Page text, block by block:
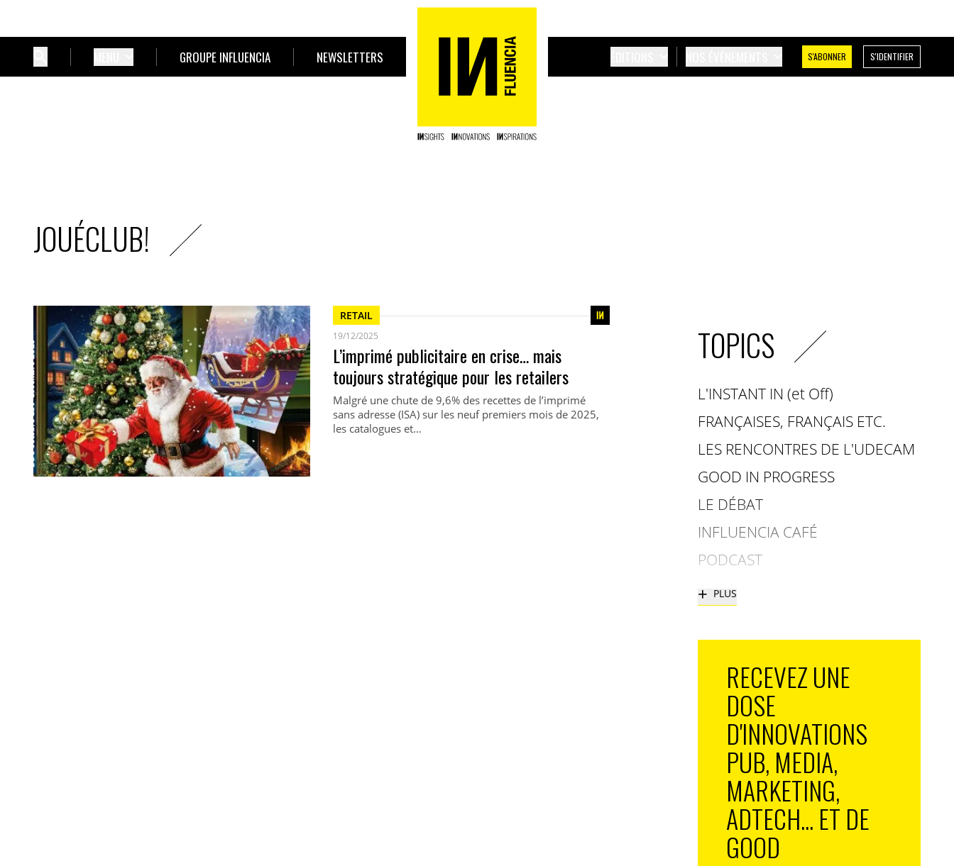
GROUPE INFLUENCIA NEWSLETTERS S'ABONNER S'IDENTIFIER
JOUÉCLUB!
RETAIL
19/12/2025
L’imprimé publicitaire en crise… mais
toujours stratégique pour les retailers
Malgré une chute de 9,6% des recettes de l’imprimé
sans adresse (ISA) sur les neuf premiers mois de 2025,
les catalogues et…
TOPICS
L'INSTANT IN (et Off)
FRANÇAISES, FRANÇAIS ETC.
LES RENCONTRES DE L'UDECAM
GOOD IN PROGRESS
LE DÉBAT
INFLUENCIA CAFÉ
PODCAST
+ PLUS
RECEVEZ UNE
DOSE
D'INNOVATIONS
PUB, MEDIA,
MARKETING,
ADTECH... ET DE
GOOD